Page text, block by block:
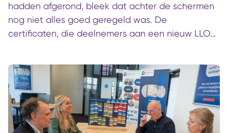
hadden afgerond, bleek dat achter de schermen
nog niet alles goed geregeld was. De
certificaten, die deelnemers aan een nieuw LLO-
bleef open en eerlijk richting de klant. Het
resultaat? Geen klachten, maar vertrouwen.